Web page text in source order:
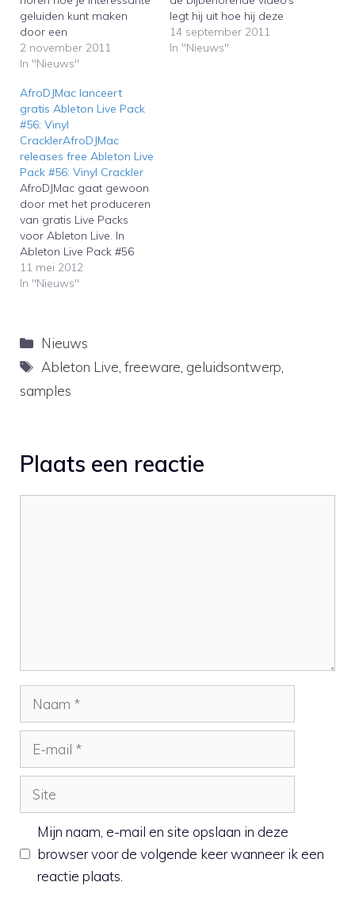
geluiden kunt maken
door een
kinderkeyboardje uit de
jaren tachtig te
based DJ AfroDJMac
continues to upload his
sampled instruments for
Ableton Live. This time
you can see and hear
how he creates
interesting sounds…
2 november 2011
In "Nieuws"
legt hij uit hoe hij deze
inzet voor zijn
muziek.AfroDjMac
14 september 2011
In "Nieuws"
AfroDJMac lanceert
gratis Ableton Live Pack
#56: Vinyl
CracklerAfroDJMac
releases free Ableton Live
Pack #56: Vinyl Crackler
AfroDJMac gaat gewoon
door met het produceren
van gratis Live Packs
voor Ableton Live. In
Ableton Live Pack #56
vind je een handige Live
Rack om gekraak aan je
langspeelplaten.AfroDJM
ac continues his
production of free Live
Packs for Ableton Live.…
11 mei 2012
In "Nieuws"
Categorieën
Nieuws
Tags
Ableton Live ,freeware geluidsontwerp
samples
Plaats een reactie
Naam
Site
Mijn naam, e-mail en site opslaan in deze
browser voor de volgende keer wanneer ik een
reactie plaats.